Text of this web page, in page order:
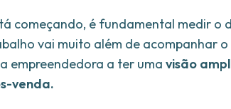
começando, é fundamental medir o
vai muito além de acompanhar
empreendedora a ter uma visão
venda.